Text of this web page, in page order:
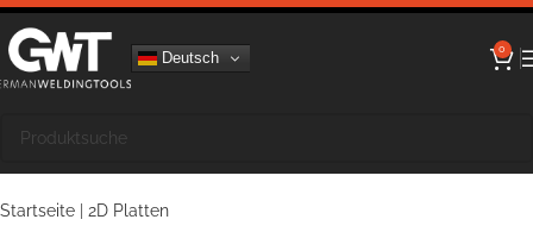
Deutsch 0
Startseite 2D Platten